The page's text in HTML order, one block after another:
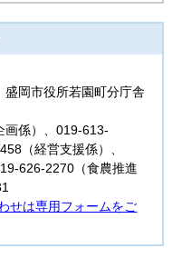
岡市役所若園町分庁舎
画係）、019-613-
（経営支援係）、
626-2270（食農推進
せは専用フォームをご